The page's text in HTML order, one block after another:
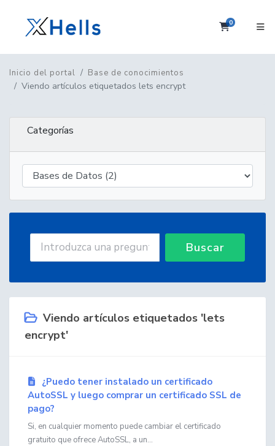
0Carrito
Inicio del portal Base de conocimientos
Viendo artículos etiquetados lets encrypt
Categorías
Buscar
Viendo artículos etiquetados 'lets
encrypt'
¿Puedo tener instalado un certificado
AutoSSL y luego comprar un certificado SSL de
pago?
Si, en cualquier momento puede cambiar el certificado
gratuito que ofrece AutoSSL, a un...